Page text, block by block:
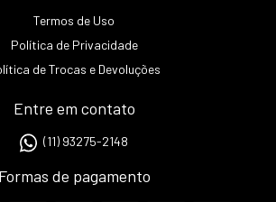
Termos de Uso
Política de Privacidade
de Trocas e Devoluções
Entre em contato
(11) 93275-2148
Formas de pagamento